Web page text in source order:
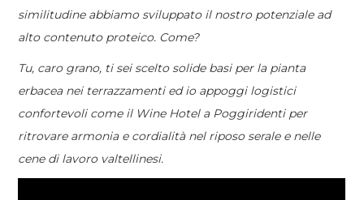
similitudine abbiamo sviluppato il nostro potenziale ad
alto contenuto proteico. Come?
Tu, caro grano, ti sei scelto solide basi per la pianta
erbacea nei terrazzamenti ed io appoggi logistici
confortevoli come il Wine Hotel a Poggiridenti per
ritrovare armonia e cordialità nel riposo serale e nelle
cene di lavoro valtellinesi.